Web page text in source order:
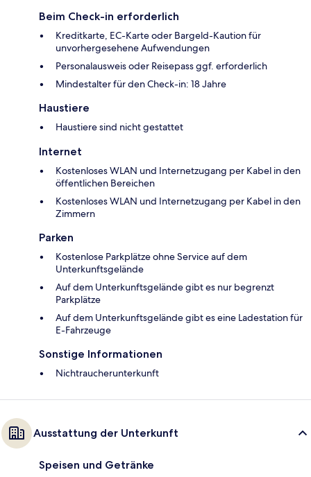
Beim Check-in erforderlich
Kreditkarte, EC-Karte oder Bargeld-Kaution für
unvorhergesehene Aufwendungen
Personalausweis oder Reisepass ggf. erforderlich
Mindestalter für den Check-in: 18 Jahre
Haustiere
Haustiere sind nicht gestattet
Internet
Kostenloses WLAN und Internetzugang per Kabel in den
öffentlichen Bereichen
Kostenloses WLAN und Internetzugang per Kabel in den
Zimmern
Parken
Kostenlose Parkplätze ohne Service auf dem
Unterkunftsgelände
Auf dem Unterkunftsgelände gibt es nur begrenzt
Parkplätze
Auf dem Unterkunftsgelände gibt es eine Ladestation für
E-Fahrzeuge
Sonstige Informationen
Nichtraucherunterkunft
Ausstattung der Unterkunft
Speisen und Getränke